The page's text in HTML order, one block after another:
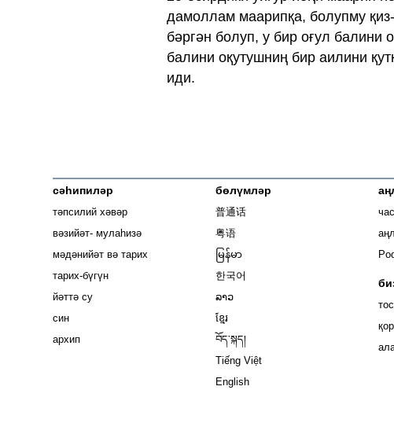
дамоллам маарипқа, болупму
бәргән болуп, у бир оғул балини
балини оқутушниң бир аилини
иди.
сәһипиләр
тәпсилий хәвәр
вәзийәт- мулаһизә
мәдәнийәт вә тарих
тарих-бүгүн
йәттә су
син
архип
бөлүмләр
普通话
粤语
မြန်မာ
한국어
ລາວ
ខ្មែរ
བོད་སྐད།
Tiếng Việt
English